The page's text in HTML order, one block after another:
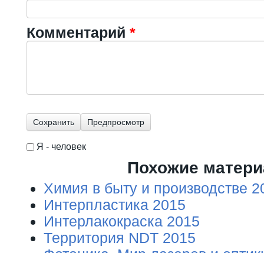
Комментарий *
Я - человек
Похожие
Химия в быту и производстве
Интерпластика 2015
Интерлакокраска 2015
Территория NDT 2015